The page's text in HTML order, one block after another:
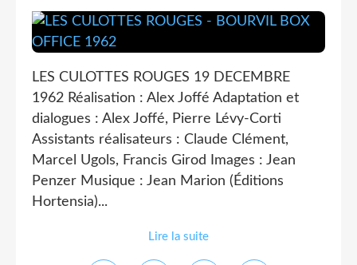
LES CULOTTES ROUGES 19 DECEMBRE
1962 Réalisation : Alex Joffé Adaptation et
dialogues : Alex Joffé, Pierre Lévy-Corti
Assistants réalisateurs : Claude Clément,
Marcel Ugols, Francis Girod Images : Jean
Penzer Musique : Jean Marion (Éditions
Hortensia)...
Lire la suite